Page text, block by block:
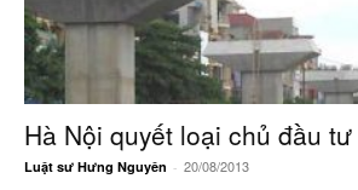
Hà Nội quyết loại chủ đầu
Luật sư Hưng Nguyên - 20/08/2013